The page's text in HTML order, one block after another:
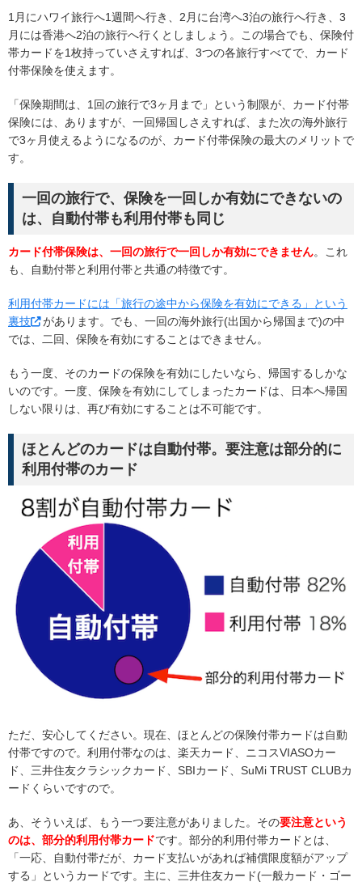
1月にハワイ旅行へ1週間へ行き、2月に台湾へ3泊の旅行へ行き、3
月には香港へ2泊の旅行へ行くとしましょう。この場合でも、保険付
帯カードを1枚持っていさえすれば、3つの各旅行すべてで、カード
付帯保険を使えます。
「保険期間は、1回の旅行で3ヶ月まで」という制限が、カード付帯
保険には、ありますが、一回帰国しさえすれば、また次の海外旅行
で3ヶ月使えるようになるのが、カード付帯保険の最大のメリットで
す。
一回の旅行で、保険を一回しか有効にできないの
は、自動付帯も利用付帯も同じ
カード付帯保険は、一回の旅行で一回しか有効にできません。これ
も、自動付帯と利用付帯と共通の特徴です。
利用付帯カードには「旅行の途中から保険を有効にできる」という
裏技
があります。でも、一回の海外旅行(出国から帰国まで)の中
では、二回、保険を有効にすることはできません。
もう一度、そのカードの保険を有効にしたいなら、帰国するしかな
いのです。一度、保険を有効にしてしまったカードは、日本へ帰国
しない限りは、再び有効にすることは不可能です。
ほとんどのカードは自動付帯。要注意は部分的に
利用付帯のカード
ただ、安心してください。現在、ほとんどの保険付帯カードは自動
付帯ですので。利用付帯なのは、楽天カード、ニコスVIASOカー
ド、三井住友クラシックカード、SBIカード、SuMi TRUST CLUBカ
ードくらいですので。
あ、そういえば、もう一つ要注意がありました。その要注意という
のは、部分的利用付帯カードです。部分的利用付帯カードとは、
「一応、自動付帯だが、カード支払いがあれば補償限度額がアップ
する」というカードです。主に、三井住友カード(一般カード・ゴー